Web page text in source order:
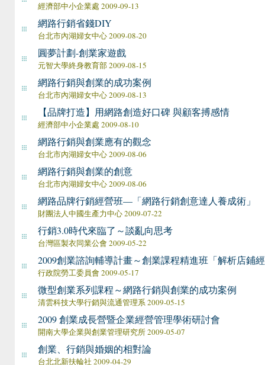
經濟部中小企業處 2009-09-13
網路行銷省錢DIY
台北市內湖婦女中心 2009-08-20
圓夢計劃-創業家遊戲
元智大學終身教育部 2009-08-15
網路行銷與創業的成功案例
台北市內湖婦女中心 2009-08-13
【品牌打造】用網路創造好口碑 與顧客搏感情
經濟部中小企業處 2009-08-10
網路行銷與創業應有的觀念
台北市內湖婦女中心 2009-08-06
網路行銷與創業的創意
台北市內湖婦女中心 2009-08-06
網路品牌行銷經營班—「網路行銷創意達人養成術」
財團法人中國生產力中心 2009-07-22
行銷3.0時代來臨了～談亂向思考
台灣區製衣同業公會 2009-05-22
2009創業諮詢輔導計畫～創業課程精進班「解析店鋪
行政院勞工委員會 2009-05-17
微型創業系列課程～網路行銷與創業的成功案例
清雲科技大學行銷與流通管理系 2009-05-15
2009 創業成長營暨企業經營管理學術研討會
開南大學企業與創業管理研究所 2009-05-07
創業、行銷與婚姻的相對論
台北北新扶輪社 2009-04-29